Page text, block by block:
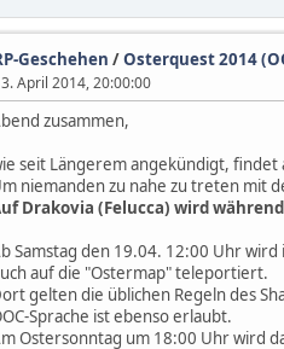
Geschehen /Osterquest 2014
April 2014, 20:00:00
zusammen,
seit Längerem angekündigt, findet
niemanden zu nahe zu treten mit
Drakovia (Felucca) wird
Samstag den 19.04. 12:00 Uhr
auf die "Ostermap" teleportiert.
gelten die üblichen Regeln des
Sprache ist ebenso erlaubt.
Ostersonntag um 18:00 Uhr wird